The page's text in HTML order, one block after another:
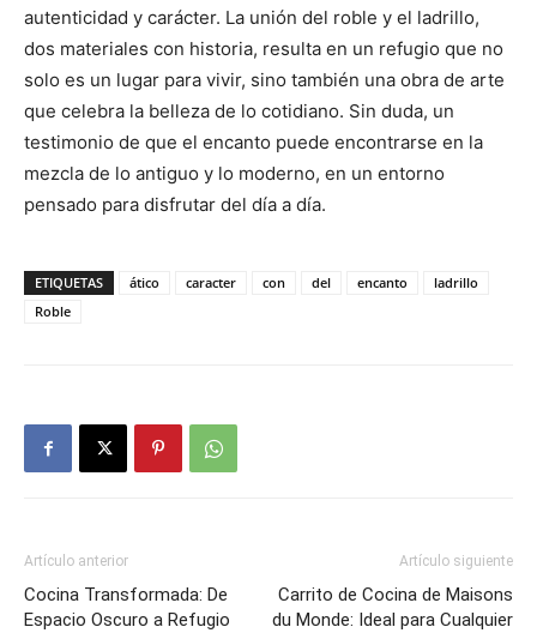
autenticidad y carácter. La unión del roble y el ladrillo,
dos materiales con historia, resulta en un refugio que no
solo es un lugar para vivir, sino también una obra de arte
que celebra la belleza de lo cotidiano. Sin duda, un
testimonio de que el encanto puede encontrarse en la
mezcla de lo antiguo y lo moderno, en un entorno
pensado para disfrutar del día a día.
ETIQUETAS ático caracter con del encanto
ladrillo
Roble
Artículo anterior
Cocina Transformada: De
Espacio Oscuro a Refugio
Artículo siguiente
Carrito de Cocina de Maisons
du Monde: Ideal para Cualquier